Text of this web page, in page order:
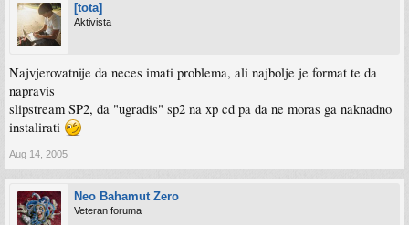
[tota]
Aktivista
Najvjerovatnije da neces imati problema, ali najbolje je format te da
napravis
slipstream SP2, da "ugradis" sp2 na xp cd pa da ne moras ga naknadno
instalirati
Aug 14, 2005
Neo Bahamut Zero
Veteran foruma